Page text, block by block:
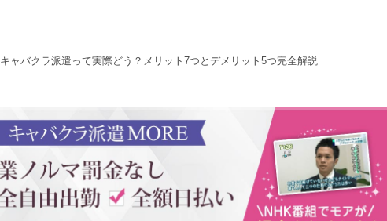
キャバクラ派遣って実際どう？メリット7つとデメリット5つ完全解説